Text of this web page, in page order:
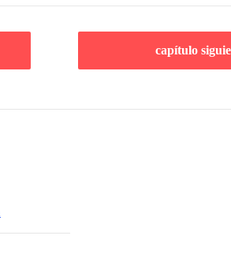
capítulo